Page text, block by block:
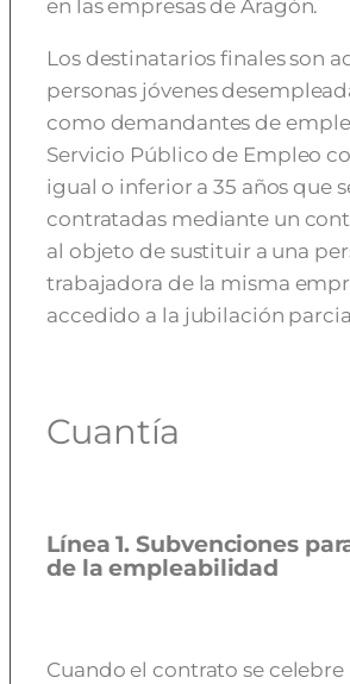
en las empresas de Aragón.
Los destinatarios finales son
personas jóvenes
como demandantes de
Servicio Público de Empleo
igual o inferior a 35 años que
contratadas mediante un
al objeto de sustituir a una
trabajadora de la misma
accedido a la jubilación
Cuantía
Línea 1. Subvenciones
de la empleabilidad
Cuando el contrato se celebre